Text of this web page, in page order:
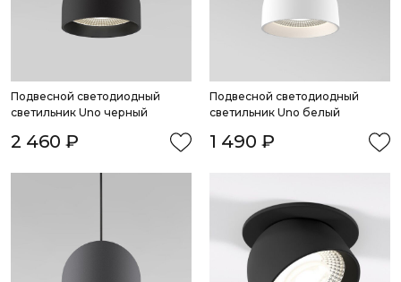
Подвесной светодиодный
светильник Uno черный
2 460 ₽
Подвесной светодиодный
светильник Uno белый
1 490 ₽